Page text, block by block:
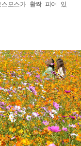
모스가 활짝 피어 있